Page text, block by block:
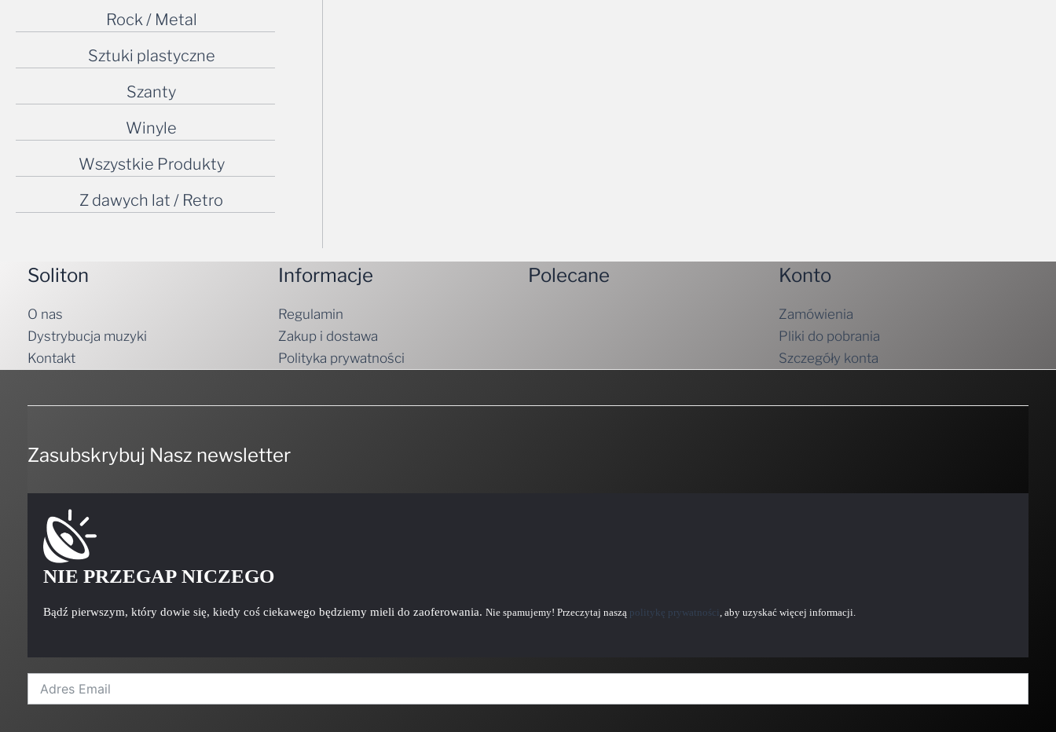
Rock / Metal
Sztuki plastyczne
Szanty
Winyle
Wszystkie Produkty
Z dawych lat / Retro
Soliton
O nas
Dystrybucja muzyki
Kontakt
Informacje
Regulamin
Zakup i dostawa
Polityka prywatności
Polecane Konto
Zamówienia
Pliki do pobrania
Szczegóły konta
Zasubskrybuj Nasz newsletter
NIE PRZEGAP NICZEGO
Bądź pierwszym, który dowie się, kiedy coś ciekawego będziemy mieli do zaoferowania. Nie spamujemy! Przeczytaj naszą politykę prywatności, aby uzyskać więcej informacji.